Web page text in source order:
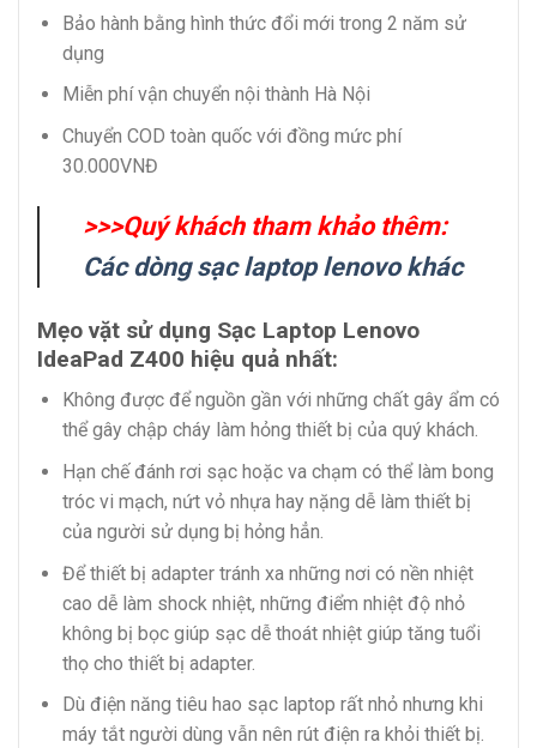
Bảo hành bằng hình thức đổi mới trong 2 năm sử
dụng
Miễn phí vận chuyển nội thành Hà Nội
Chuyển COD toàn quốc với đồng mức phí
30.000VNĐ
>>>Quý khách tham khảo thêm:
Các dòng sạc laptop lenovo khác
Mẹo vặt sử dụng Sạc Laptop Lenovo
IdeaPad Z400 hiệu quả nhất:
Không được để nguồn gần với những chất gây ẩm có
thể gây chập cháy làm hỏng thiết bị của quý khách.
Hạn chế đánh rơi sạc hoặc va chạm có thể làm bong
tróc vi mạch, nứt vỏ nhựa hay nặng dễ làm thiết bị
của người sử dụng bị hỏng hẳn.
Để thiết bị adapter tránh xa những nơi có nền nhiệt
cao dễ làm shock nhiệt, những điểm nhiệt độ nhỏ
không bị bọc giúp sạc dễ thoát nhiệt giúp tăng tuổi
thọ cho thiết bị adapter.
Dù điện năng tiêu hao sạc laptop rất nhỏ nhưng khi
máy tắt người dùng vẫn nên rút điện ra khỏi thiết bị.